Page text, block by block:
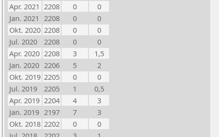
Apr. 2021 2208 0
0
Jan. 2021 2208 0
0
Okt. 2020 2208 0
0
Jul. 2020
2208 0
0
Apr. 2020 2208 3
1,5
Jan. 2020 2206 5
2
Okt. 2019 2205 0
0
Jul. 2019
2205 1
0,5
Apr. 2019 2204 4
3
Jan. 2019 2197 7
3
Okt. 2018 2202 0
0